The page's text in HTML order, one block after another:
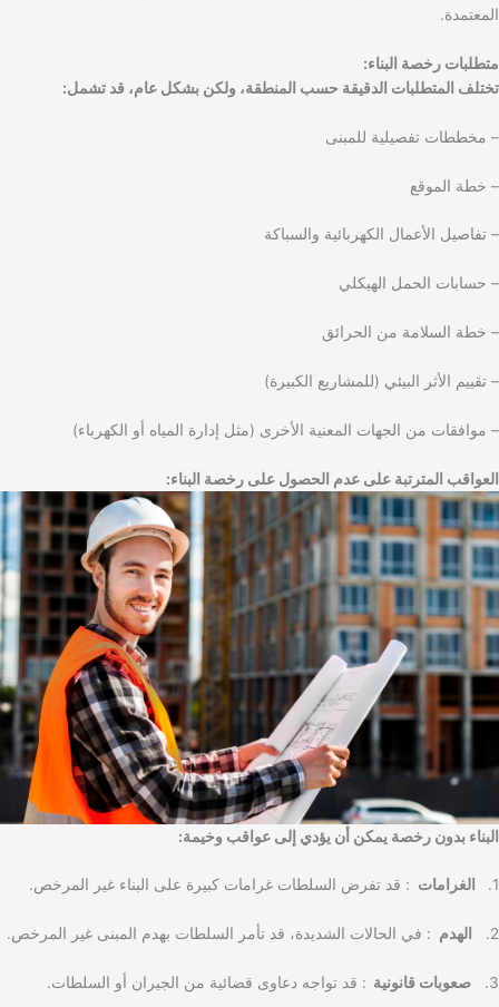
المعتمدة.
متطلبات رخصة البناء:
تختلف المتطلبات الدقيقة حسب المنطقة، ولكن بشكل عام، قد تشمل:
– مخططات تفصيلية للمبنى
– خطة الموقع
– تفاصيل الأعمال الكهربائية والسباكة
– حسابات الحمل الهيكلي
– خطة السلامة من الحرائق
– تقييم الأثر البيئي (للمشاريع الكبيرة)
– موافقات من الجهات المعنية الأخرى (مثل إدارة المياه أو الكهرباء)
العواقب المترتبة على عدم الحصول على رخصة البناء:
البناء بدون رخصة يمكن أن يؤدي إلى عواقب وخيمة:
1. الغرامات : قد تفرض السلطات غرامات كبيرة على البناء غير المرخص.
2. الهدم : في الحالات الشديدة، قد تأمر السلطات بهدم المبنى غير المرخص.
3. صعوبات قانونية : قد تواجه دعاوى قضائية من الجيران أو السلطات.